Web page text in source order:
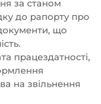
за станом
до рапорту про
що
працездатності,
на звільнення